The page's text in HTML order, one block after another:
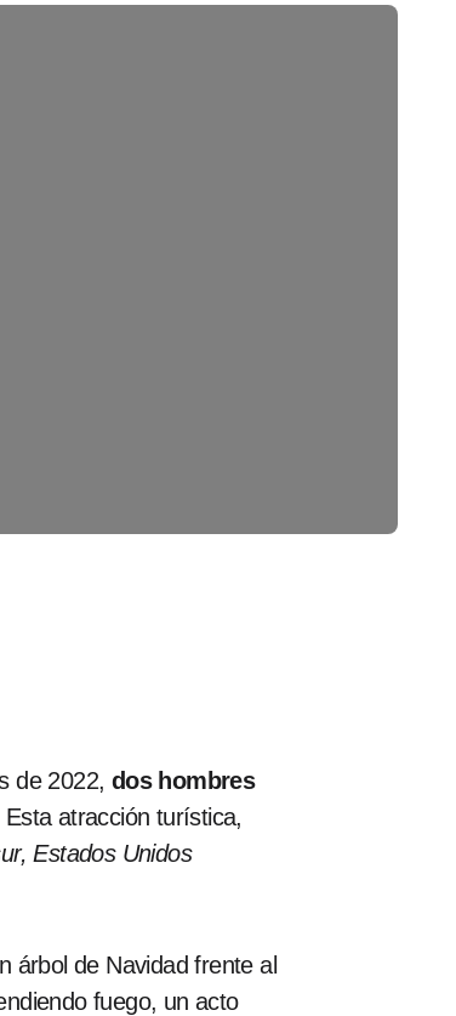
de 2022, dos hombres
atracción turística,
Estados Unidos
árbol de Navidad frente al
fuego, un acto